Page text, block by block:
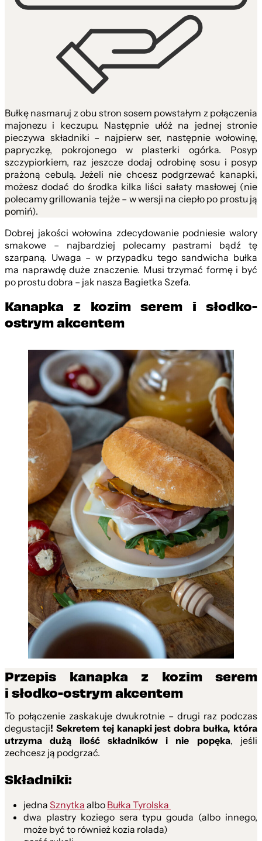
Bułkę nasmaruj z obu stron sosem powstałym z połączenia
majonezu i keczupu. Następnie ułóż na jednej stronie
pieczywa składniki – najpierw ser, następnie wołowinę,
papryczkę, pokrojonego w plasterki ogórka. Posyp
szczypiorkiem, raz jeszcze dodaj odrobinę sosu i posyp
prażoną cebulą. Jeżeli nie chcesz podgrzewać kanapki,
możesz dodać do środka kilka liści sałaty masłowej (nie
polecamy grillowania tejże – w wersji na ciepło po prostu ją
pomiń).
Dobrej jakości wołowina zdecydowanie podniesie walory
smakowe – najbardziej polecamy pastrami bądź tę
szarpaną. Uwaga – w przypadku tego sandwicha bułka
ma naprawdę duże znaczenie. Musi trzymać formę i być
po prostu dobra – jak nasza Bagietka Szefa.
Kanapka z kozim serem i słodko-
ostrym akcentem
Przepis kanapka z kozim serem
i słodko-ostrym akcentem
To połączenie zaskakuje dwukrotnie – drugi raz podczas
degustacji! Sekretem tej kanapki jest dobra bułka, która
utrzyma dużą ilość składników i nie popęka, jeśli
zechcesz ją podgrzać.
Składniki:
jednaSznytkaalboBułka Tyrolska
dwa plastry koziego sera typu gouda (albo innego,
może być to również kozia rolada)